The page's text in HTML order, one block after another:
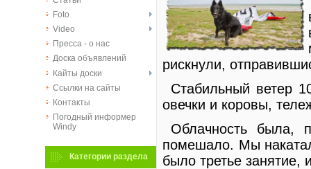
Foto
Video
Пресса - о нас
Доска объявлений
Кайты доски
Ссылки на сайты
Контакты
Погодный информер
Windy
Категории раздела
рискнули,
Стабильный ветер
овечки и коровы,
Облачность была,
помешало. Мы
было третье занятие,